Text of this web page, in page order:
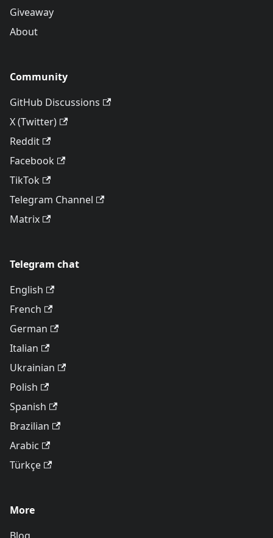
Giveaway
About
Community
GitHub Discussions
X (Twitter)
Reddit
Facebook
TikTok
Telegram Channel
Matrix
Telegram chat
English
French
German
Italian
Ukrainian
Polish
Spanish
Brazilian
Arabic
Türkçe
More